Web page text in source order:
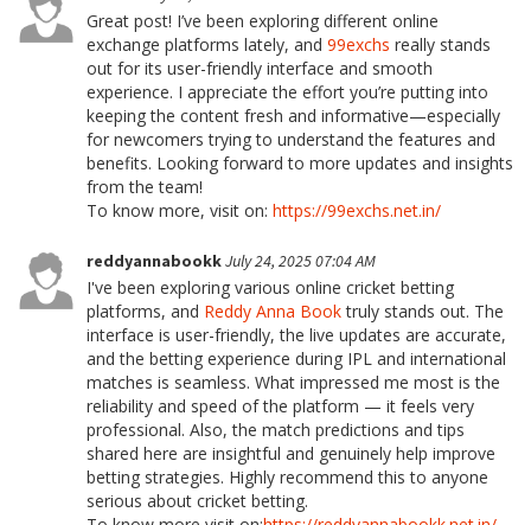
Great post! I’ve been exploring different online
exchange platforms lately, and 99exchs really stands
out for its user-friendly interface and smooth
experience. I appreciate the effort you’re putting into
keeping the content fresh and informative—especially
for newcomers trying to understand the features and
benefits. Looking forward to more updates and insights
from the team!
To know more, visit on: https://99exchs.net.in/
reddyannabookkJuly 24, 2025 07:04 AM
I've been exploring various online cricket betting
platforms, and Reddy Anna Booktruly stands out. The
interface is user-friendly, the live updates are accurate,
and the betting experience during IPL and international
matches is seamless. What impressed me most is the
reliability and speed of the platform — it feels very
professional. Also, the match predictions and tips
shared here are insightful and genuinely help improve
betting strategies. Highly recommend this to anyone
serious about cricket betting.